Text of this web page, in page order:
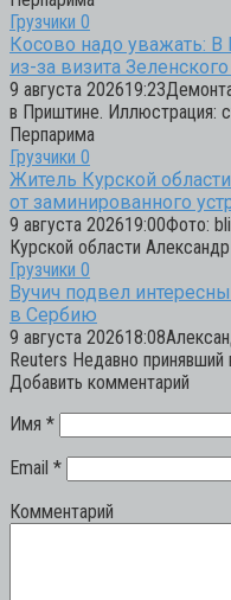
Грузчики 0
Косово надо уважать:
из-за визита
9 августа
в Приштине. Иллюстрация:
Перпарима
Грузчики 0
Житель Курской
от заминированного
9 августа 202619:00Фото:
Курской области
Грузчики 0
Вучич подвел
в Сербию
9 августа
Reuters Недавно принявший
Добавить комментарий
Имя *
Email *
Комментарий